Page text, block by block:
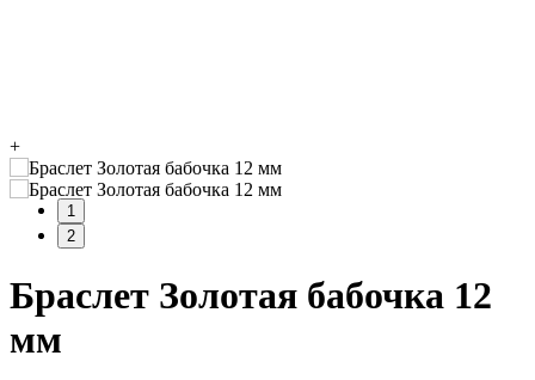
+
1
2
Браслет Золотая бабочка 12
мм